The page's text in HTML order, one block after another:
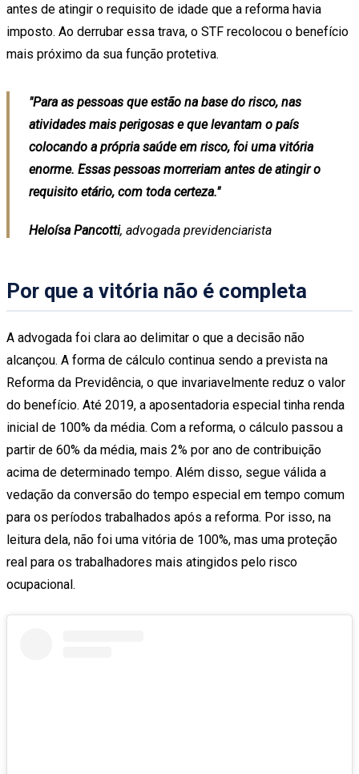
antes de atingir o requisito de idade que a reforma havia
imposto. Ao derrubar essa trava, o STF recolocou o benefício
mais próximo da sua função protetiva.
"Para as pessoas que estão na base do risco, nas
atividades mais perigosas e que levantam o país
colocando a própria saúde em risco, foi uma vitória
enorme. Essas pessoas morreriam antes de atingir o
requisito etário, com toda certeza."
Heloísa Pancotti, advogada previdenciarista
Por que a vitória não é completa
A advogada foi clara ao delimitar o que a decisão não
alcançou. A forma de cálculo continua sendo a prevista na
Reforma da Previdência, o que invariavelmente reduz o valor
do benefício. Até 2019, a aposentadoria especial tinha renda
inicial de 100% da média. Com a reforma, o cálculo passou a
partir de 60% da média, mais 2% por ano de contribuição
acima de determinado tempo. Além disso, segue válida a
vedação da conversão do tempo especial em tempo comum
para os períodos trabalhados após a reforma. Por isso, na
leitura dela, não foi uma vitória de 100%, mas uma proteção
real para os trabalhadores mais atingidos pelo risco
ocupacional.